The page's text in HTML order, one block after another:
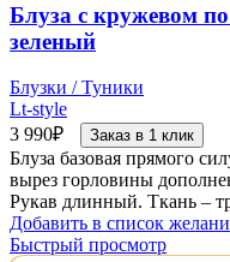
Блуза с кружевом
зеленый
Блузки / Туники
Lt-style
3 990₽ Заказ в 1 клик
Блуза базовая прямого
вырез горловины
Рукав длинный. Ткань –
Добавить в список
Быстрый просмотр